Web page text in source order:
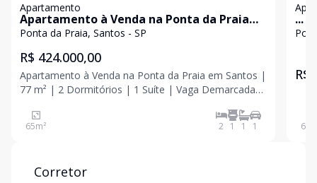
Apartamento
Apartamento à Venda na Ponta da Praia
em Santos | 77 m² | 2 Dormitórios | 1 Suíte
Ponta da Praia, Santos - SP
R$ 424.000,00
Apartamento à Venda na Ponta da Praia em Santos |
77 m² | 2 Dormitórios | 1 Suíte | Vaga Demarcada
em Santos, esta é uma excelente oportunidade para
morar ou investir em um dos bairros mais
65m² 2 1 1 1
...
R$
63
Corretor